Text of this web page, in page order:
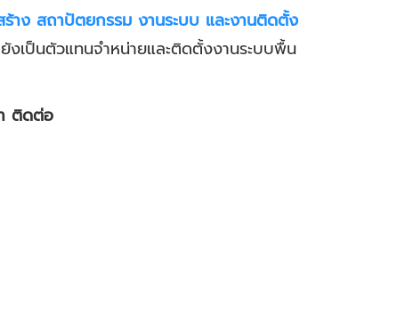
ร้าง สถาปัตยกรรม งานระบบ และงานติดตั้ง
งเป็นตัวแทนจำหน่ายและติดตั้งงานระบบพื้น
ติดต่อ